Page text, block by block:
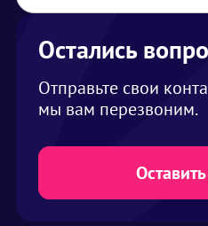
конференции,
приветственный
напитки и легкие
Остались
Отправьте свои
мы вам перезвоним.